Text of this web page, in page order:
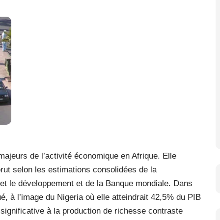
de l’activité économique en Afrique. Elle
selon les estimations consolidées de la
le développement et de la Banque mondiale. Dans
à l’image du Nigeria où elle atteindrait 42,5% du PIB
à la production de richesse contraste